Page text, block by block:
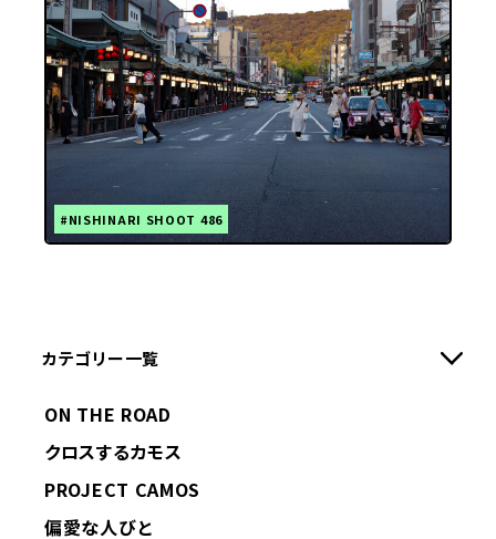
#NISHINARI SHOOT 486
カテゴリー一覧
ON THE ROAD
クロスするカモス
PROJECT CAMOS
偏愛な人びと